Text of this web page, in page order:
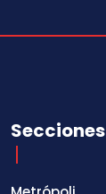
Secciones